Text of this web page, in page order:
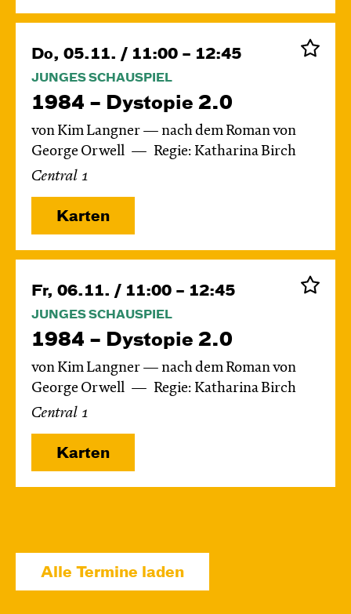
Do, 05.11. / 11:00 – 12:45
JUNGES SCHAUSPIEL
1984 – Dystopie 2.0
von Kim Langner — nach dem Roman von
George Orwell
Regie: Katharina Birch
Central 1
Karten
Fr, 06.11. / 11:00 – 12:45
JUNGES SCHAUSPIEL
1984 – Dystopie 2.0
von Kim Langner — nach dem Roman von
George Orwell
Regie: Katharina Birch
Central 1
Karten
JUNGES SCHAUSPIEL
Das grüne König­reich
Alle Termine laden